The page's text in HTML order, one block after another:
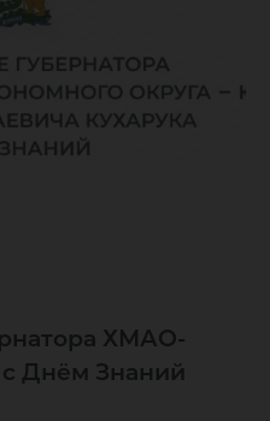
ХМАО-
Днём Знаний